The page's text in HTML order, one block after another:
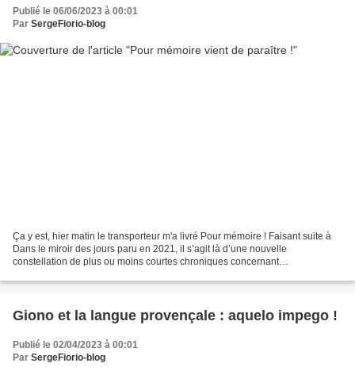
Publié le 06/06/2023 à 00:01
Par SergeFiorio-blog
Ça y est, hier matin le transporteur m'a livré Pour mémoire ! Faisant suite à
Dans le miroir des jours paru en 2021, il s’agit là d’une nouvelle
constellation de plus ou moins courtes chroniques concernant
Giono et la langue provençale : aquelo impego !
Publié le 02/04/2023 à 00:01
Par SergeFiorio-blog